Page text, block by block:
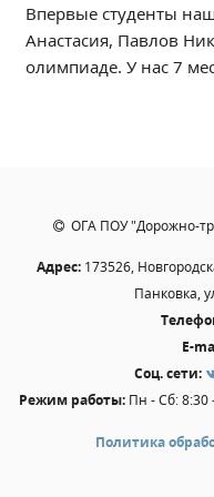
Независимая оценка
Профориентация
Обращения онлайн
Всероссийское
Региональная
СВЕДЕНИЯ ОБ
Основные сведения
Структура и органы
Впервые студенты
Анастасия, Павлов
олимпиаде. У нас 7
ОГА ПОУ "Дорожно-
Адрес: 173526,
Панковка,
E-
Соц. сети:
Режим работы: Пн - Сб: 8:30
Политика